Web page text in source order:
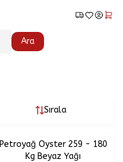
Ara
Favorilerim
Hesabım
Sırala
Petroyağ Oyster 259 - 180
Kg Beyaz Yağı